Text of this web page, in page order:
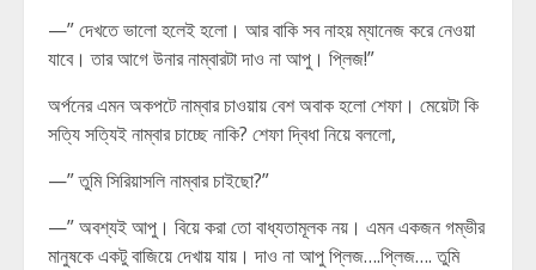
—” দেখতে ভালো হলেই হলো। আর বাকি সব নাহয় ম্যানেজ করে নেওয়া
যাবে। তার আগে উনার নাম্বারটা দাও না আপু। প্লিজ!”
অর্পনের এমন অকপটে নাম্বার চাওয়ায় বেশ অবাক হলো শেফা। মেয়েটা কি
সত্যি সত্যিই নাম্বার চাচ্ছে নাকি? শেফা দ্বিধা নিয়ে বললো,
—” তুমি সিরিয়াসলি নাম্বার চাইছো?”
—” অবশ্যই আপু। বিয়ে করা তো বাধ্যতামূলক নয়। এমন একজন গম্ভীর
মানুষকে একটু বাজিয়ে দেখায় যায়। দাও না আপু প্লিজ….প্লিজ…. তুমি